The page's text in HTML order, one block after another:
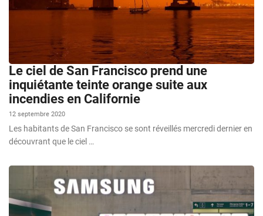
Le ciel de San Francisco prend une
inquiétante teinte orange suite aux
incendies en Californie
12 septembre 2020
Les habitants de San Francisco se sont réveillés mercredi dernier en
découvrant que le ciel …